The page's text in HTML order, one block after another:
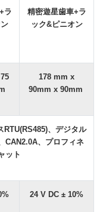
ラ
精密遊星歯車+ラ
ック&ピニオン
178 mm x
90mm x 90mm
RTU(RS485)、デジタル
CAN2.0A、プロフィネ
ット
24 V DC ± 10%